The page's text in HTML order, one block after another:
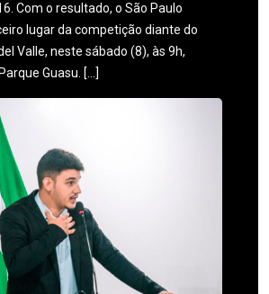
Com o resultado, o São Paulo
lugar da competição diante do
Valle, neste sábado (8), às 9h,
Guasu. […]